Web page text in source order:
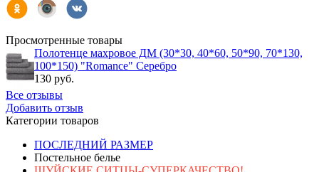
Просмотренные товары
Полотенце махровое ДМ (30*30, 40*60, 50*90, 70*130,
100*150) "Romance" Серебро
130 руб.
Все отзывы
Добавить отзыв
Категории товаров
ПОСЛЕДНИЙ РАЗМЕР
Постельное белье